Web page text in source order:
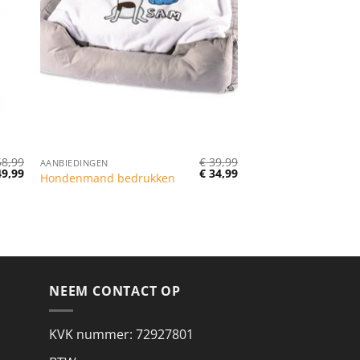
Huidige
prijs
AANBIEDINGEN
Hondenmand bedrukken
€39,99
Oorspronkelijke
€ 34,99Huidige
NEEM CONTACT OP
KVK nummer: 72927801